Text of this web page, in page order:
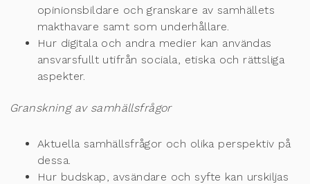
opinionsbildare och granskare av samhällets
makthavare samt som underhållare.
Hur digitala och andra medier kan användas
ansvarsfullt utifrån sociala, etiska och rättsliga
aspekter.
Granskning av samhällsfrågor
Aktuella samhällsfrågor och olika perspektiv på
dessa.
Hur budskap, avsändare och syfte kan urskiljas